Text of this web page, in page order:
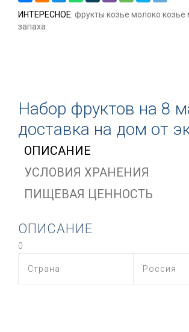
ИНТЕРЕСНОЕ: фрукты козье молоко козье
запаха
Набор фруктов на 8
доставка на дом от
ОПИСАНИЕ
УСЛОВИЯ ХРАНЕНИЯ
ПИЩЕВАЯ ЦЕННОСТЬ
ОПИСАНИЕ
0
Страна Россия